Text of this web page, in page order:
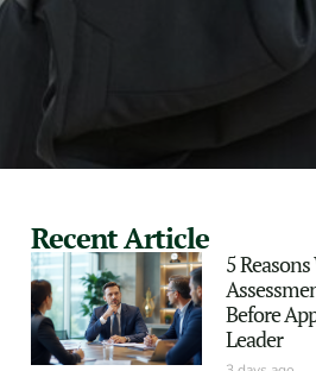
Recent Article
5
Before
Leader